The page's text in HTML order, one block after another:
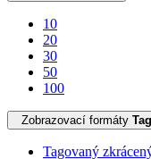
10
20
30
50
100
Zobrazovací formáty
Tagovaný